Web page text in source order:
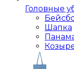
Головные
Шапка